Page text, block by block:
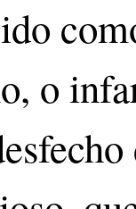
o